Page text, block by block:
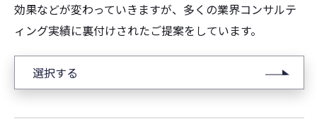
効果などが変わっていきますが、多くの業界コンサルテ
ィング実績に裏付けされたご提案をしています。
選択する